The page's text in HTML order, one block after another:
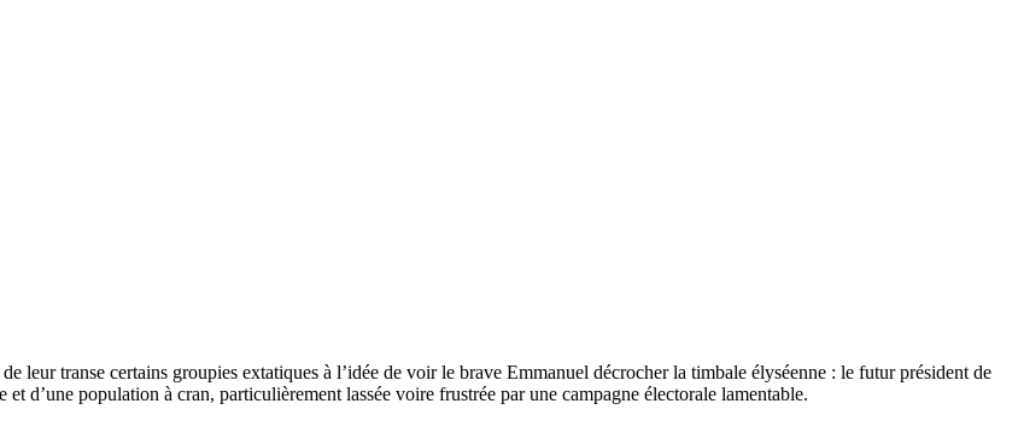
leur transe certains groupies extatiques à l’idée de voir le brave Emmanuel décrocher la timbale élyséenne : le futur président de
d’une population à cran, particulièrement lassée voire frustrée par une campagne électorale lamentable.